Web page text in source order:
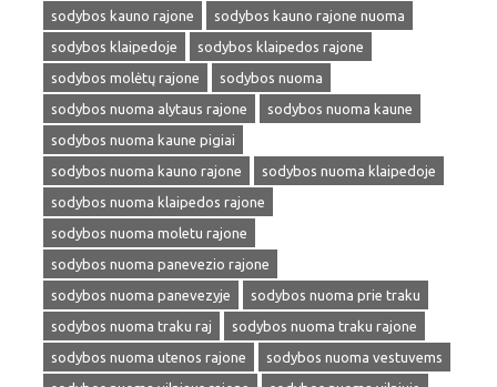
sodybos kauno rajone
sodybos kauno rajone nuoma
sodybos klaipedoje
sodybos klaipedos rajone
sodybos molėtų rajone
sodybos nuoma
sodybos nuoma alytaus rajone
sodybos nuoma kaune
sodybos nuoma kaune pigiai
sodybos nuoma kauno rajone
sodybos nuoma klaipedoje
sodybos nuoma klaipedos rajone
sodybos nuoma moletu rajone
sodybos nuoma panevezio rajone
sodybos nuoma panevezyje
sodybos nuoma prie traku
sodybos nuoma traku raj
sodybos nuoma traku rajone
sodybos nuoma utenos rajone
sodybos nuoma vestuvems